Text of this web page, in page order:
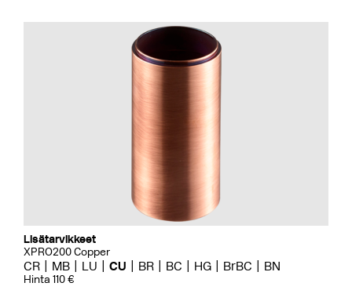
Lisätarvikkeet
XPRO200 Copper
CR MB LU CU BR BC HG BrBC BN
Hinta 110 €